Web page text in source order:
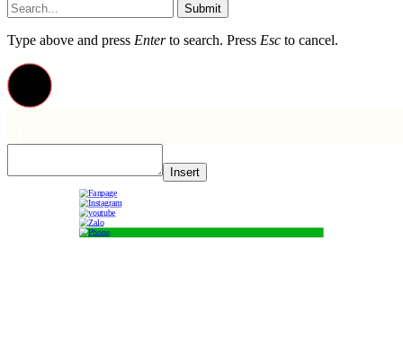
Submit
Type above and press Enterto search. Press Esc to cancel.
Insert